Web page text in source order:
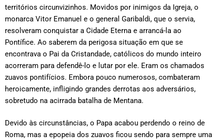
territórios circunvizinhos. Movidos por inimigos da Igreja, o
monarca Vitor Emanuel e o general Garibaldi, que o servia,
resolveram conquistar a Cidade Eterna e arrancá-la ao
Pontífice. Ao saberem da perigosa situação em que se
encontrava o Pai da Cristandade, católicos do mundo inteiro
acorreram para defendê-lo e lutar por ele. Eram os chamados
zuavos pontifícios. Embora pouco numerosos, combateram
heroicamente, infligindo grandes derrotas aos adversários,
sobretudo na acirrada batalha de Mentana.
Devido às circunstâncias, o Papa acabou perdendo o reino de
Roma, mas a epopeia dos zuavos ficou sendo para sempre uma